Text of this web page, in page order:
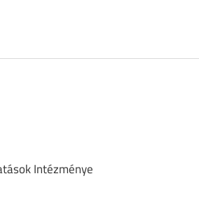
Intézménye